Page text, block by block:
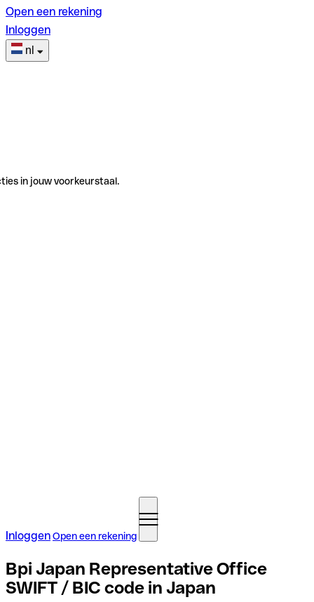
Open een rekening
Inloggen
nl
in jouw voorkeurstaal.
InloggenOpen een rekening
Bpi Japan Representative Office
SWIFT / BIC code in Japan